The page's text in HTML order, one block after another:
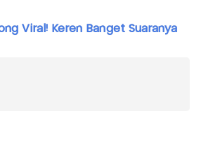
Viral! Keren Banget Suaranya